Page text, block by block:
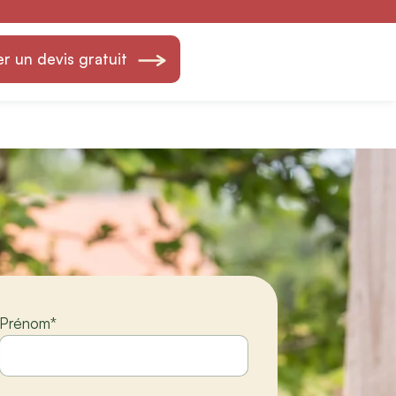
un devis gratuit
Création &
Prénom*